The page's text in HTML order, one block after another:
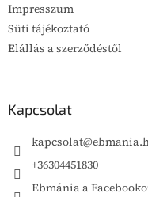
Impresszum
Süti tájékoztató
Elállás a szerződéstől
Kapcsolat
kapcsolat@
+36304451830
Ebmánia a